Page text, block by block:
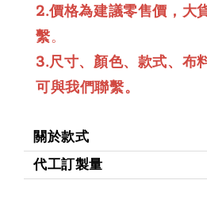
2.價格為建議零售價，大
繫。
3.尺寸、顏色、款式、布
可與我們聯繫。
關於款式
代工訂製量